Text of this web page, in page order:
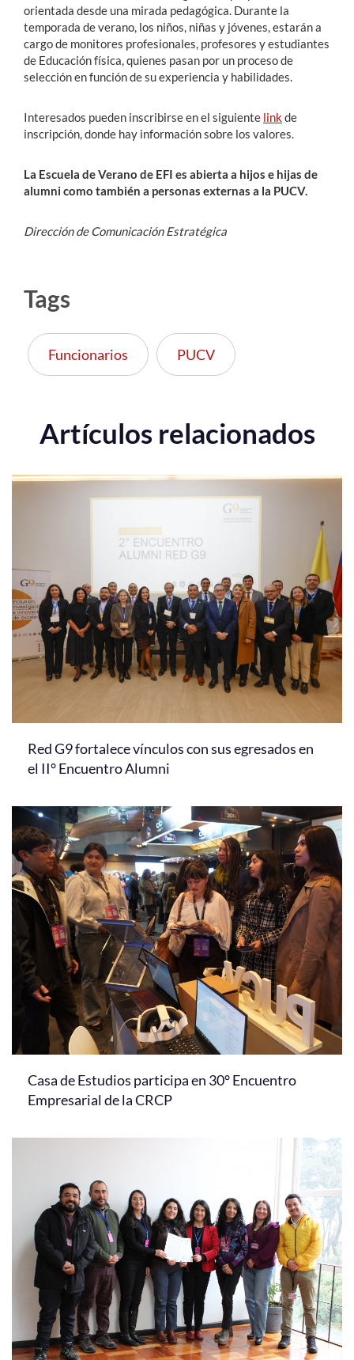
orientada desde una mirada pedagógica. Durante la
temporada de verano, los niños, niñas y jóvenes, estarán a
cargo de monitores profesionales, profesores y estudiantes
de Educación física, quienes pasan por un proceso de
selección en función de su experiencia y habilidades.
Interesados pueden inscribirse en el siguiente linkde
inscripción, donde hay información sobre los valores.
La Escuela de Verano de EFI es abierta a hijos e hijas de
alumni como también a personas externas a la PUCV.
Dirección de Comunicación Estratégica
Tags
Funcionarios PUCV
Artículos relacionados
Red G9 fortalece vínculos con sus egresados en
el II° Encuentro Alumni
Casa de Estudios participa en 30° Encuentro
Empresarial de la CRCP